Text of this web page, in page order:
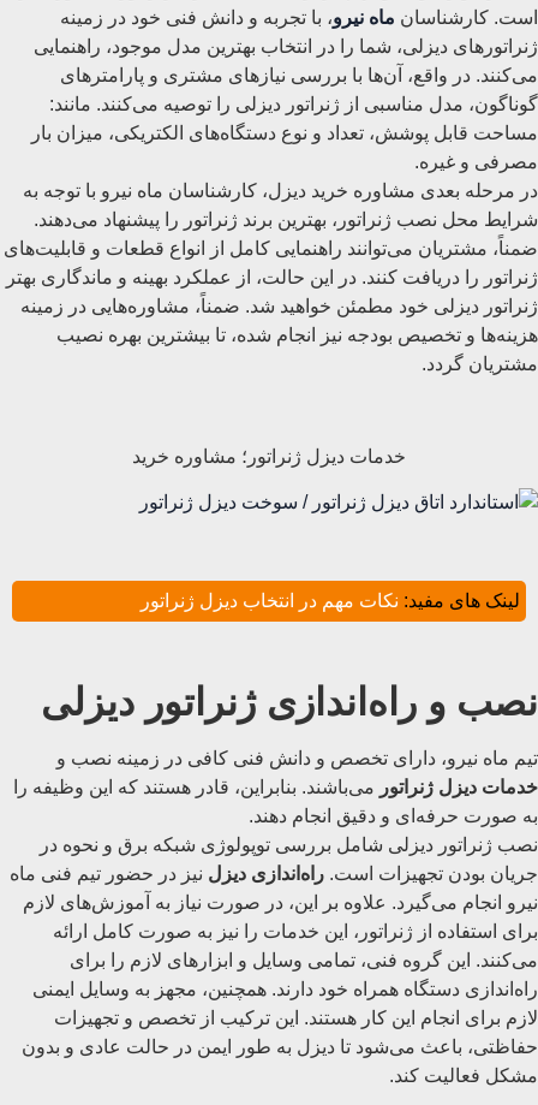
است. کارشناسان ماه نیرو، با تجربه و دانش فنی خود در زمینه
ژنراتورهای دیزلی، شما را در انتخاب بهترین مدل موجود، راهنمایی
می‌کنند. در واقع، آن‌ها با بررسی نیازهای مشتری و پارامترهای
گوناگون، مدل مناسبی از ژنراتور دیزلی را توصیه می‌کنند. مانند:
مساحت قابل پوشش، تعداد و نوع دستگاه‌های الکتریکی، میزان بار
مصرفی و غیره.
در مرحله بعدی مشاوره خرید دیزل، کارشناسان ماه نیرو با توجه به
شرایط محل نصب ژنراتور، بهترین برند ژنراتور را پیشنهاد می‌دهند.
ضمناً، مشتریان می‌توانند راهنمایی کامل از انواع قطعات و قابلیت‌های
ژنراتور را دریافت کنند. در این حالت، از عملکرد بهینه و ماندگاری بهتر
ژنراتور دیزلی خود مطمئن خواهید شد. ضمناً، مشاوره‌هایی در زمینه
هزینه‌ها و تخصیص بودجه نیز انجام شده، تا بیشترین بهره نصیب
مشتریان گردد.
خدمات دیزل ژنراتور؛ مشاوره خرید
لینک های مفید: نکات مهم در انتخاب دیزل ژنراتور
نصب و راه‌اندازی ژنراتور دیزلی
تیم ماه نیرو، دارای تخصص و دانش فنی کافی در زمینه نصب و
خدمات دیزل ژنراتور می‌باشند. بنابراین، قادر هستند که این وظیفه را
به صورت حرفه‌ای و دقیق انجام دهند.
نصب ژنراتور دیزلی شامل بررسی توپولوژی شبکه برق و نحوه در
جریان بودن تجهیزات است. راه‌اندازی دیزل نیز در حضور تیم فنی ماه
نیرو انجام می‌گیرد. علاوه بر این، در صورت نیاز به آموزش‌های لازم
برای استفاده از ژنراتور، این خدمات را نیز به صورت کامل ارائه
می‌کنند. این گروه فنی، تمامی وسایل و ابزارهای لازم را برای
راه‌اندازی دستگاه همراه خود دارند. همچنین، مجهز به وسایل ایمنی
لازم برای انجام این کار هستند. این ترکیب از تخصص و تجهیزات
حفاظتی، باعث می‌شود تا دیزل به طور ایمن در حالت عادی و بدون
مشکل فعالیت کند.